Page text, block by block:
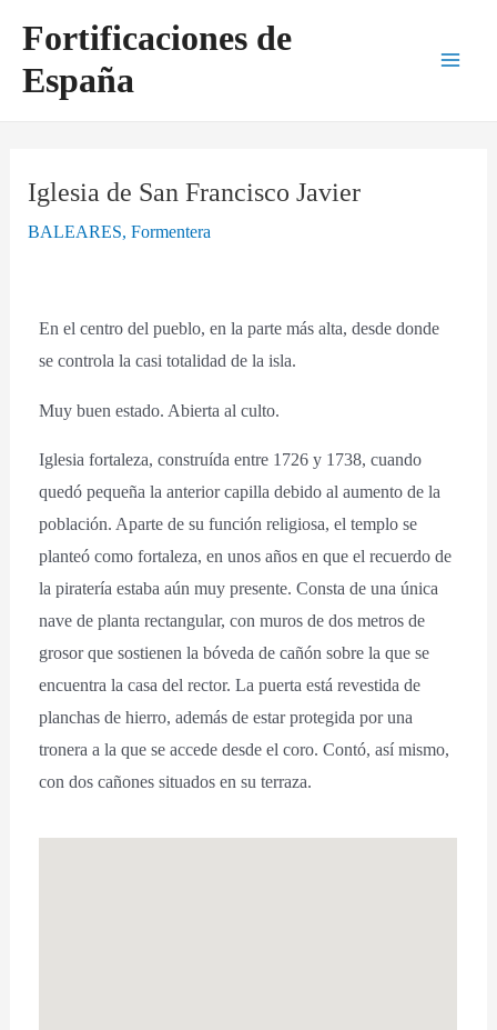
contenido
Fortificaciones de
España
Iglesia de San Francisco Javier
BALEARES,Formentera
En el centro del pueblo, en la parte más alta, desde donde
se controla la casi totalidad de la isla.
Muy buen estado. Abierta al culto.
Iglesia fortaleza, construída entre 1726 y 1738, cuando
quedó pequeña la anterior capilla debido al aumento de la
población. Aparte de su función religiosa, el templo se
planteó como fortaleza, en unos años en que el recuerdo de
la piratería estaba aún muy presente. Consta de una única
nave de planta rectangular, con muros de dos metros de
grosor que sostienen la bóveda de cañón sobre la que se
encuentra la casa del rector. La puerta está revestida de
planchas de hierro, además de estar protegida por una
tronera a la que se accede desde el coro. Contó, así mismo,
con dos cañones situados en su terraza.
de
entradas